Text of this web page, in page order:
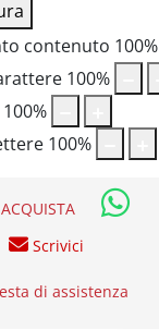
contenuto 100%
100%
100%
100%
ACQUISTA
Scrivici
di assistenza